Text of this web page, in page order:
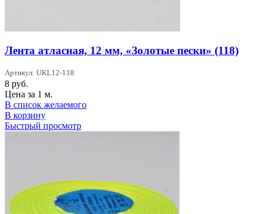
Лента атласная, 12 мм, «Золотые пески» (118)
Артикул: UKL12-118
8 руб.
Цена за 1 м.
В список желаемого
В корзину
Быстрый просмотр